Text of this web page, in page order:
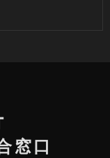
窓口